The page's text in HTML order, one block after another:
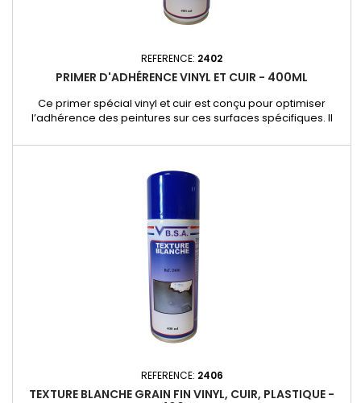
REFERENCE: 2402
PRIMER D'ADHÉRENCE VINYL ET CUIR - 400ML
Ce primer spécial vinyl et cuir est conçu pour optimiser
l’adhérence des peintures sur ces surfaces spécifiques. Il
accrue, évitant tout risque d’écaillage ou de détérioration
l’adhérence : Assure une fixation optimale de la peinture sur
vinyle...
REFERENCE: 2406
TEXTURE BLANCHE GRAIN FIN VINYL, CUIR, PLASTIQUE -